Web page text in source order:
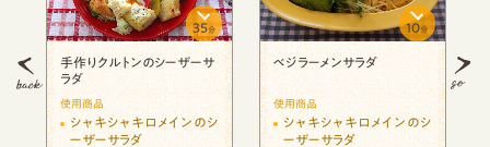
手作りクルトンのシーザーサ
ラダ
35分
使用商品
シャキシャキロメインのシ
ーザーサラダ
ベジラーメンサラダ
10分
使用商品
シャキシャキロメインのシ
ーザーサラダ